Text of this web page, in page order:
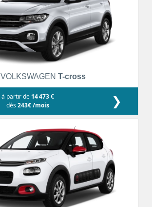
VOLKSWAGEN T-cross
à partir de 14 473 €
dès243€ /mois ❯